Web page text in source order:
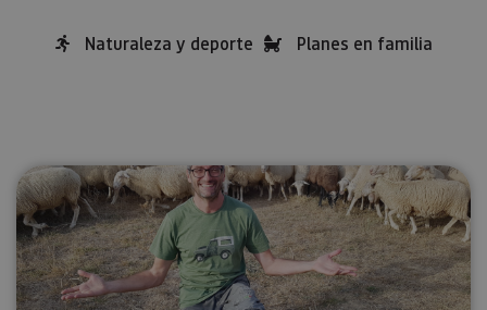
Naturaleza y deporte Planes en familia